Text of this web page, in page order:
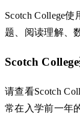
Scotch College
题、阅读理解、
Scotch
请查看Scotch
常在入学前一年